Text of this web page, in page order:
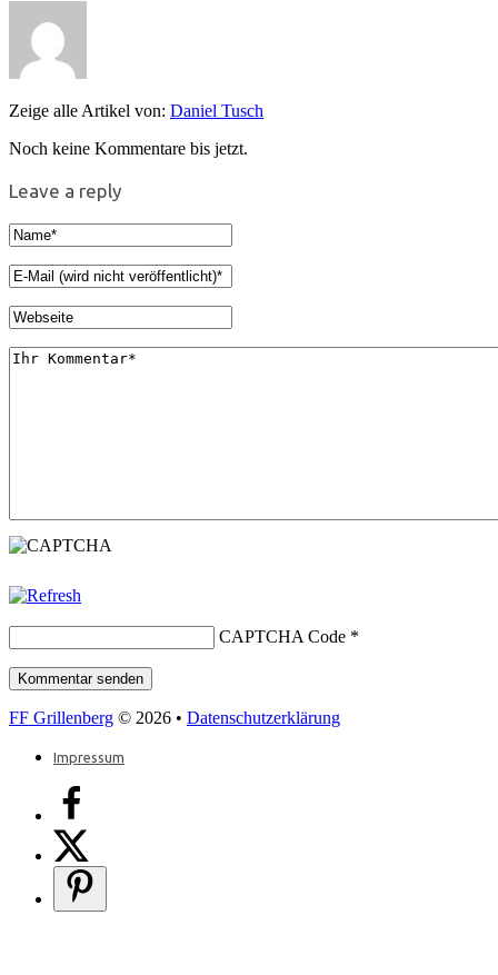
Zeige alle Artikel von: Daniel Tusch
Noch keine Kommentare bis jetzt.
Leave a reply
CAPTCHA Code *
FF Grillenberg © 2026 • Datenschutzerklärung
Impressum